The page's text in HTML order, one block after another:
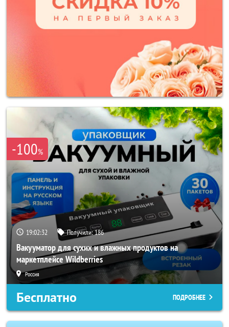
-100%
19:02:30 Получили:186
Вакууматор для сухих и влажных продуктов на
маркетплейсе Wildberries
Россия
Бесплатно ПОДРОБНЕЕ